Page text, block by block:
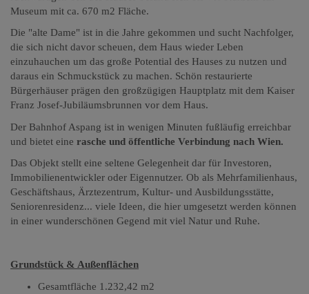
Museum mit ca. 670 m2 Fläche.
Die "alte Dame" ist in die Jahre gekommen und sucht Nachfolger,
die sich nicht davor scheuen, dem Haus wieder Leben
einzuhauchen um das große Potential des Hauses zu nutzen und
daraus ein Schmuckstück zu machen. Schön restaurierte
Bürgerhäuser prägen den großzügigen Hauptplatz mit dem Kaiser
Franz Josef-Jubiläumsbrunnen vor dem Haus.
Der Bahnhof Aspang ist in wenigen Minuten fußläufig erreichbar
und bietet eine rasche und öffentliche Verbindung nach Wien.
Das Objekt stellt eine seltene Gelegenheit dar für Investoren,
Immobilienentwickler oder Eigennutzer. Ob als Mehrfamilienhaus,
Geschäftshaus, Ärztezentrum, Kultur- und Ausbildungsstätte,
Seniorenresidenz... viele Ideen, die hier umgesetzt werden können
in einer wunderschönen Gegend mit viel Natur und Ruhe.
Grundstück & Außenflächen
Gesamtfläche 1.232,42 m2